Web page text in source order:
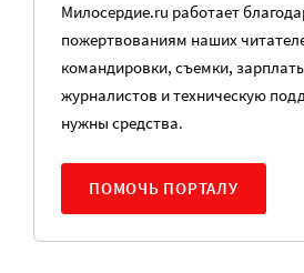
Милосердие.ru работает
пожертвованиям наших
командировки, съемки,
журналистов и техническую
нужны средства.
ПОМОЧЬ ПОРТАЛУ